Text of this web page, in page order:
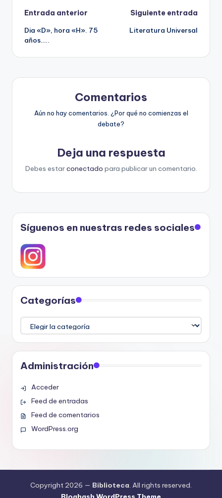
Navegación
de
entradas
Entrada anterior
Dia «D», hora «H». 75
años…..
Siguiente entrada
Literatura Universal
Comentarios
Aún no hay comentarios. ¿Por qué no comienzas el
debate?
Deja una respuesta
Debes estarconectado para publicar un comentario.
Síguenos en nuestras redes sociales
Categorías
Categorías
Administración
Acceder
Feed de entradas
Feed de comentarios
WordPress.org
Copyright 2026 — Biblioteca. All rights reserved.